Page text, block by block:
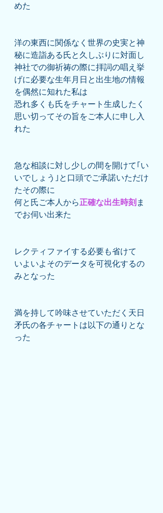
めた
洋の東西に関係なく世界の史実と神
秘に造詣ある氏と久しぶりに対面し
神社での御祈祷の際に拝詞の唱え挙
げに必要な生年月日と出生地の情報
を偶然に知れた私は
恐れ多くも氏をチャート生成したく
思い切ってその旨をご本人に申し入
れた
急な相談に対し少しの間を開けて｢い
いでしょう｣と口頭でご承諾いただけ
たその際に
何と氏ご本人から正確な出生時刻 ま
でお伺い出来た
レクティファイする必要も省けて
いよいよそのデータを可視化するの
みとなった
満を持して吟味させていただく天日
矛氏の各チャートは以下の通りとな
った